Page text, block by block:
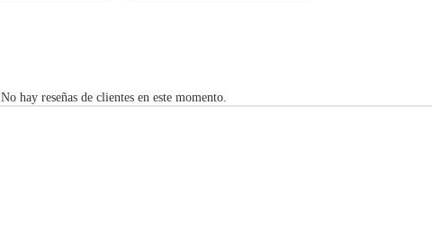
No hay reseñas de clientes en este momento.